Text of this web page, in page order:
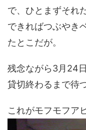
で、ひとまずそれ
できればつぶやき
たとこだが。
残念ながら3月24
貸切終わるまで待
これがモフモフア